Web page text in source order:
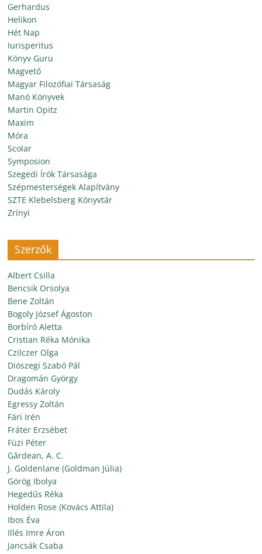
Gerhardus
Helikon
Hét Nap
Iurisperitus
Könyv Guru
Magvető
Magyar Filozófiai Társaság
Manó Könyvek
Martin Opitz
Maxim
Móra
Scolar
Symposion
Szegedi Írók Társasága
Szépmesterségek Alapítvány
SZTE Klebelsberg Könyvtár
Zrínyi
Szerzők
Albert Csilla
Bencsik Orsolya
Bene Zoltán
Bogoly József Ágoston
Borbíró Aletta
Cristian Réka Mónika
Czilczer Olga
Diószegi Szabó Pál
Dragomán György
Dudás Károly
Egressy Zoltán
Fári Irén
Fráter Erzsébet
Füzi Péter
Gărdean, A. C.
J. Goldenlane (Goldman Júlia)
Görög Ibolya
Hegedűs Réka
Holden Rose (Kovács Attila)
Ibos Éva
Illés Imre Áron
Jancsák Csaba